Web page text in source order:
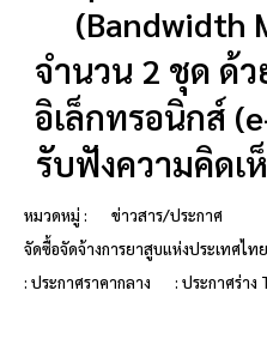
(Bandwidth
จำนวน 2 ชุด ด้ว
อิเล็กทรอนิกส์
รับฟังความคิดเ
หมวดหมู่ :
ข่าวสาร/ประกาศ
จัดซื้อจัดจ้างการยาสูบแห่งประเทศไทย
: ประกาศราคากลาง
: ประกาศร่าง